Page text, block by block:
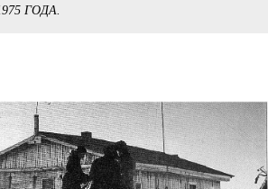
ГОДА.